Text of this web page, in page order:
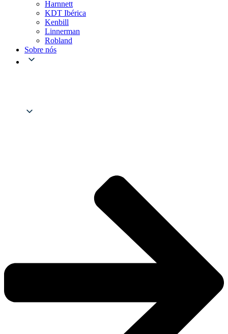
Harnnett
KDT Ibérica
Kenbill
Linnerman
Robland
Sobre nós